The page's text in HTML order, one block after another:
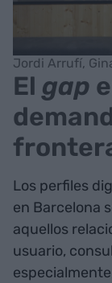
Jordi Arrufí,
El gap
Los perfiles
en Barcelona
aquellos
usuario,